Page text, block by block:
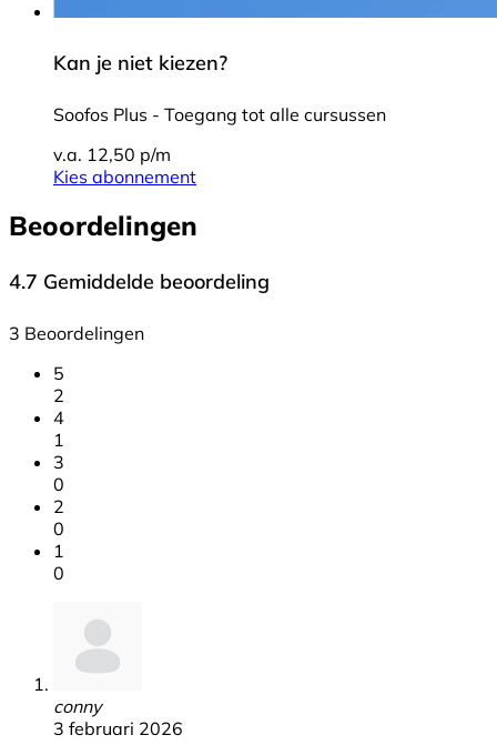
Kan je niet kiezen?
Soofos Plus - Toegang tot alle cursussen
v.a. 12,50 p/m
Kies abonnement
Beoordelingen
4.7 Gemiddelde beoordeling
3 Beoordelingen
5
2
4
1
3
0
2
0
1
0
conny
3 februari 2026